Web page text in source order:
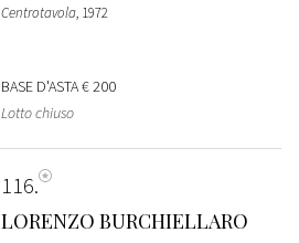
Centrotavola, 1972
BASE D'ASTA€ 200
Lotto chiuso
116
LORENZO BURCHIELLARO